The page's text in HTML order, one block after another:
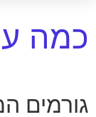
כמה
גורמים